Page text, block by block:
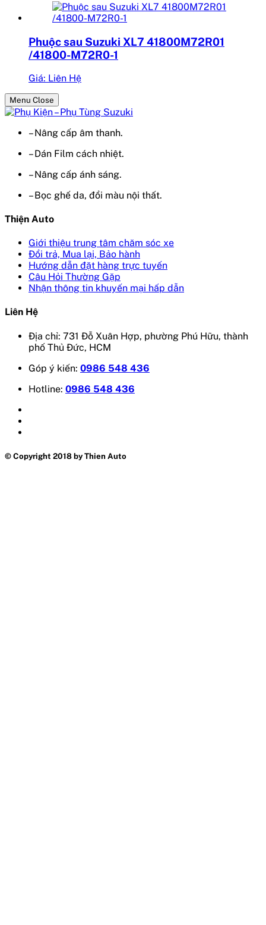
Phuộc sau Suzuki XL7 41800M72R01
/41800-M72R0-1
Giá: Liên Hệ
Menu Close
– Nâng cấp âm thanh.
– Dán Film cách nhiệt.
– Nâng cấp ánh sáng.
– Bọc ghế da, đổi màu nội thất.
Thiện Auto
Giới thiệu trung tâm chăm sóc xe
Đổi trả, Mua lại, Bảo hành
Hướng dẫn đặt hàng trực tuyến
Câu Hỏi Thường Gặp
Nhận thông tin khuyến mại hấp dẫn
Liên Hệ
Địa chỉ: 731 Đỗ Xuân Hợp, phường Phú Hữu, thành
phố Thủ Đức, HCM
Góp ý kiến: 0986 548 436
Hotline: 0986 548 436
© Copyright 2018 by Thien Auto